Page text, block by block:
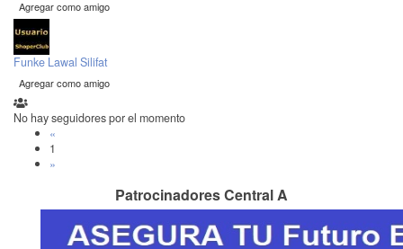
Agregar como amigo
Funke Lawal Silifat
Agregar como amigo
No hay seguidores por el momento
«
1
»
Patrocinadores Central A